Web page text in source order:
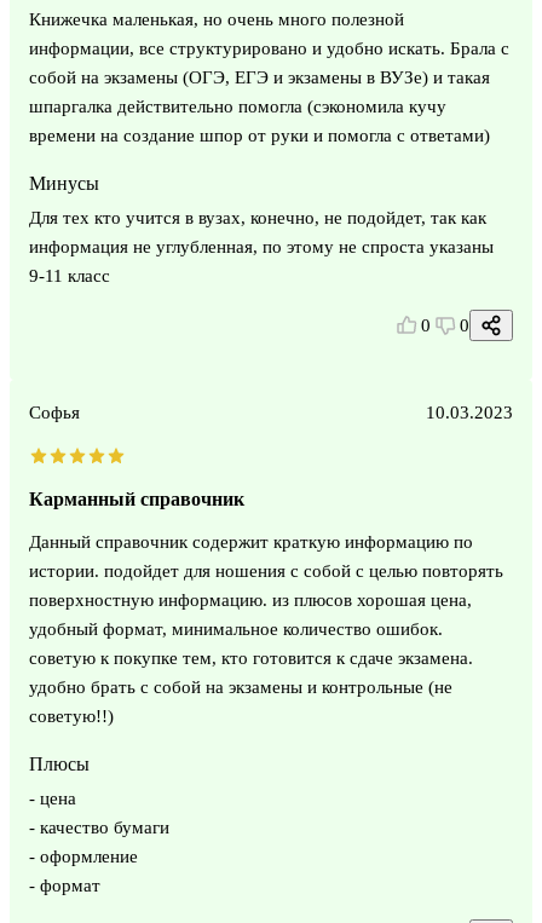
Книжечка маленькая, но очень много полезной
информации, все структурировано и удобно искать. Брала с
собой на экзамены (ОГЭ, ЕГЭ и экзамены в ВУЗе) и такая
шпаргалка действительно помогла (сэкономила кучу
времени на создание шпор от руки и помогла с ответами)
Минусы
Для тех кто учится в вузах, конечно, не подойдет, так как
информация не углубленная, по этому не спроста указаны
9-11 класс
0 0
Софья 10.03.2023
Карманный справочник
Данный справочник содержит краткую информацию по
истории. подойдет для ношения с собой с целью повторять
поверхностную информацию. из плюсов хорошая цена,
удобный формат, минимальное количество ошибок.
советую к покупке тем, кто готовится к сдаче экзамена.
удобно брать с собой на экзамены и контрольные (не
советую!!)
Плюсы
- цена
- качество бумаги
- оформление
- формат